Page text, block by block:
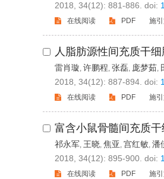
2018, 34(12): 881-886. doi:
在线阅读 PDF 施
人脂肪源性间充质干
雷肖璇, 许鹏程, 张磊, 庞梦茹,
2018, 34(12): 887-894. doi:
在线阅读 PDF 施
富含小鼠骨髓间充质
祁永军, 王晓, 焦亚, 宫红敏, 潘
2018, 34(12): 895-900. doi:
在线阅读 PDF 施